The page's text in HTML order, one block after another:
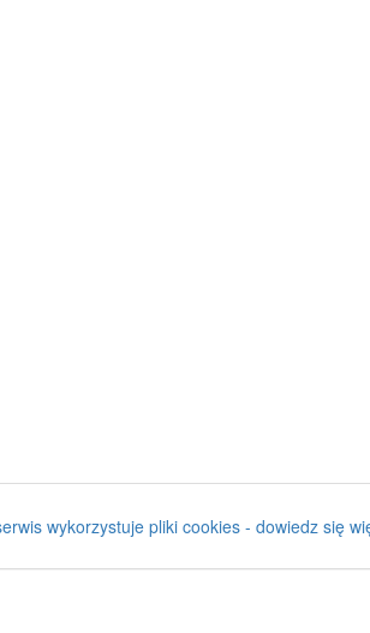
wykorzystuje pliki cookies - dowiedz się